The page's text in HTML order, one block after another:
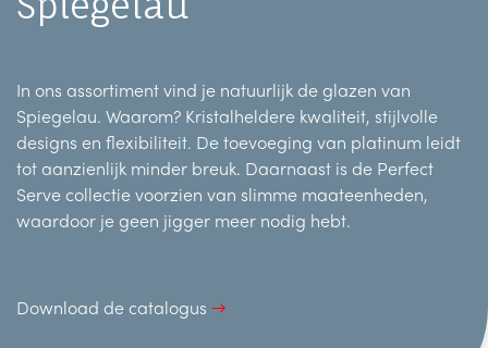
In ons assortiment vind je natuurlijk de glazen van
Spiegelau. Waarom? Kristalheldere kwaliteit, stijlvolle
designs en flexibiliteit. De toevoeging van platinum leidt
tot aanzienlijk minder breuk. Daarnaast is de Perfect
Serve collectie voorzien van slimme maateenheden,
waardoor je geen jigger meer nodig hebt.
Download de catalogus →